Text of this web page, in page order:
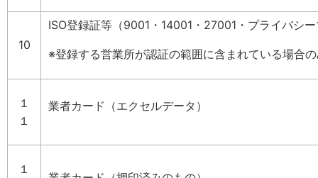
10
ISO登録証等（9001・14001・27001・プライバシ
※登録する営業所が認証の範囲に含まれている場合
１
１
業者カード（エクセルデータ）
１